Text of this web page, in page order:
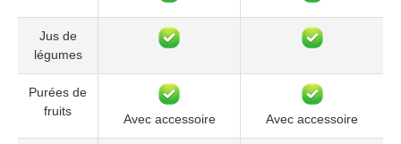
Jus de
légumes
Purées de
fruits
Avec accessoire Avec accessoire